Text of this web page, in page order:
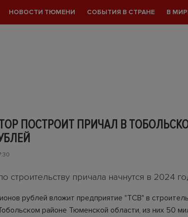
НОВОСТИ ТЮМЕНИ СОБЫТИЯ В СТРАНЕ В
ПОСТРОИТ ПРИЧАЛ В
строительству причала начнутся в 2024
рублей вложит предприятие "ТСВ" в
районе Тюменской области, из них 50